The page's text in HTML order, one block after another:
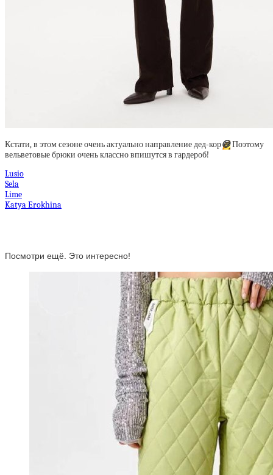
Кстати, в этом сезоне очень актуально направление дед-кор😅Поэтому
вельветовые брюки очень классно впишутся в гардероб!
Lusio
Sela
Lime
Katya Erokhina
Посмотри ещё. Это интересно!